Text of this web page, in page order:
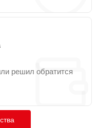
решил обратится